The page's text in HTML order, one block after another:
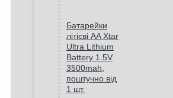
Батарейки
літієві AA Xtar
Ultra Lithium
Battery 1.5V
3500mah,
поштучно від
1 шт.